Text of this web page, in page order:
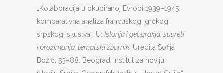
„Kolaboracija u okupiranoj Evropi 1939–1945:
komparativna analiza francuskog, grčkog i
srpskog iskustva“. U: Istorija i geografija: susreti
i prožimanja: tematski zbornik. Uredila Sofija
Božić, 53–88. Beograd: Institut za noviju